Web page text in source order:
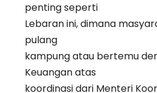
penting seperti
Lebaran ini, dimana
pulang
kampung atau bertemu
Keuangan atas
koordinasi dari Menteri